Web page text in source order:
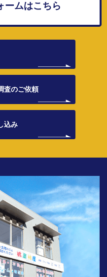
ームはこちら
査のご依頼
込み